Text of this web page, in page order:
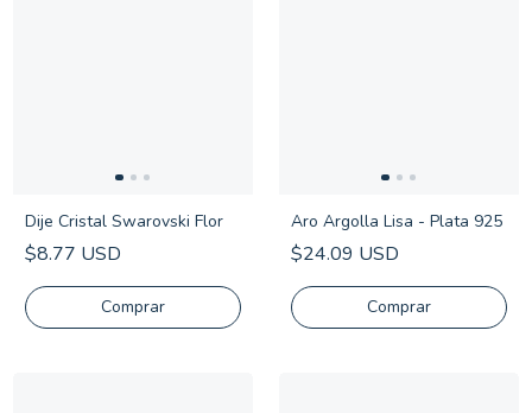
Dije Cristal Swarovski Flor
$8.77 USD
Aro Argolla Lisa - Plata 925
$24.09 USD